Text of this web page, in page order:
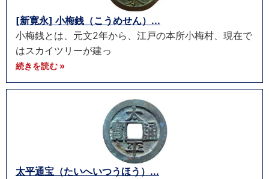
[新寛永] 小梅銭（こうめせん）...
小梅銭とは、元文2年から、江戸の本所小梅村、現在で
はスカイツリーが建っ
続きを読む »
太平通宝（たいへいつうほう）...